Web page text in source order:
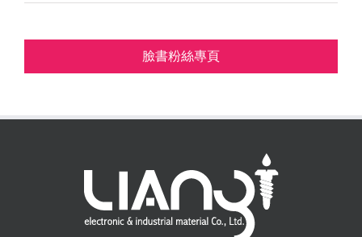
臉書粉絲專頁